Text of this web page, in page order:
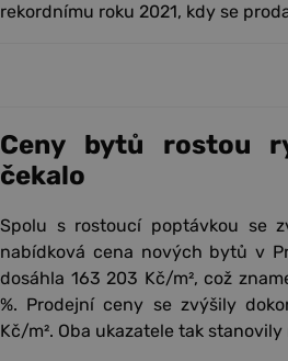
rekordnímu roku 2021, kdy se
Ceny bytů rostou
čekalo
Spolu s rostoucí poptávkou se
nabídková cena nových bytů v
dosáhla 163 203 Kč/m², což
%. Prodejní ceny se zvýšily
Kč/m². Oba ukazatele tak